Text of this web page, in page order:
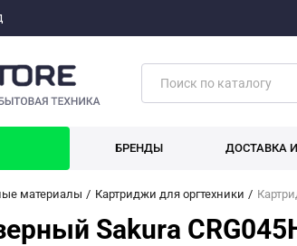
БРЕНДЫ ДОСТАВКА
материалы Картриджи для оргтехники
Sakura